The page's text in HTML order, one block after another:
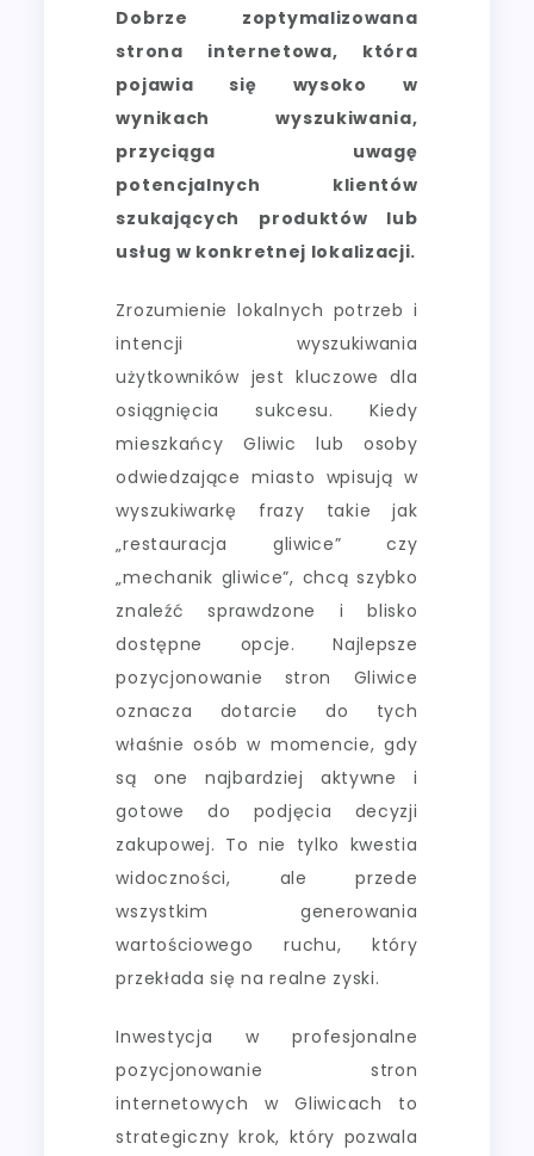
Dobrze zoptymalizowana
strona internetowa, która
pojawia się wysoko w
wynikach wyszukiwania,
przyciąga uwagę
potencjalnych klientów
szukających produktów lub
usług w konkretnej lokalizacji.
Zrozumienie lokalnych potrzeb i
intencji wyszukiwania
użytkowników jest kluczowe dla
osiągnięcia sukcesu. Kiedy
mieszkańcy Gliwic lub osoby
odwiedzające miasto wpisują w
wyszukiwarkę frazy takie jak
„restauracja gliwice” czy
„mechanik gliwice”, chcą szybko
znaleźć sprawdzone i blisko
dostępne opcje. Najlepsze
pozycjonowanie stron Gliwice
oznacza dotarcie do tych
właśnie osób w momencie, gdy
są one najbardziej aktywne i
gotowe do podjęcia decyzji
zakupowej. To nie tylko kwestia
widoczności, ale przede
wszystkim generowania
wartościowego ruchu, który
przekłada się na realne zyski.
Inwestycja w profesjonalne
pozycjonowanie stron
internetowych w Gliwicach to
strategiczny krok, który pozwala